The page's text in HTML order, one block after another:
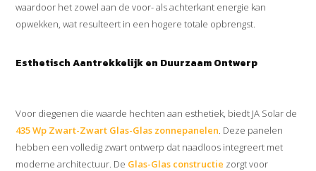
waardoor het zowel aan de voor- als achterkant energie kan
opwekken, wat resulteert in een hogere totale opbrengst.
Esthetisch Aantrekkelijk en Duurzaam Ontwerp
Voor diegenen die waarde hechten aan esthetiek, biedt JA Solar de
435 Wp Zwart-Zwart Glas-Glas zonnepanelen. Deze panelen
hebben een volledig zwart ontwerp dat naadloos integreert met
moderne architectuur. De Glas-Glas constructie zorgt voor